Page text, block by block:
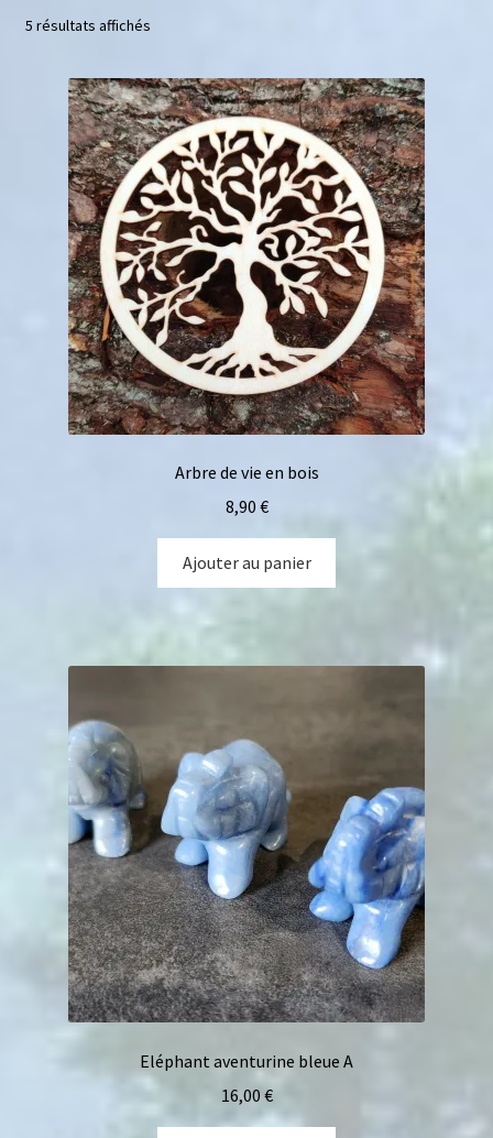
Mini géodes
Bougies lithothérapie
Carte Cadeau
Qui suis-je ?
Avis clients
Mon compte
Panier
5 résultats affichés
Arbre de vie en bois
8,90 €
Ajouter au panier
Eléphant aventurine bleue A
16,00€